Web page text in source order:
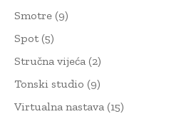
Smotre (9)
Spot(5)
Stručna vijeća (2)
Tonski studio (9)
Virtualna nastava (15)